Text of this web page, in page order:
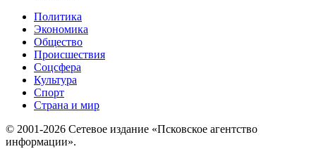
Политика
Экономика
Общество
Происшествия
Соцсфера
Культура
Спорт
Страна и мир
© 2001-2026 Сетевое издание «Псковское агентство
информации».